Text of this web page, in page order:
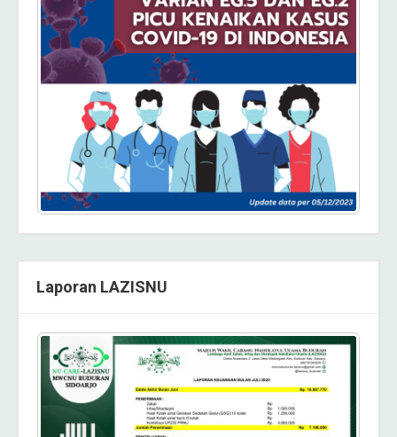
Laporan LAZISNU